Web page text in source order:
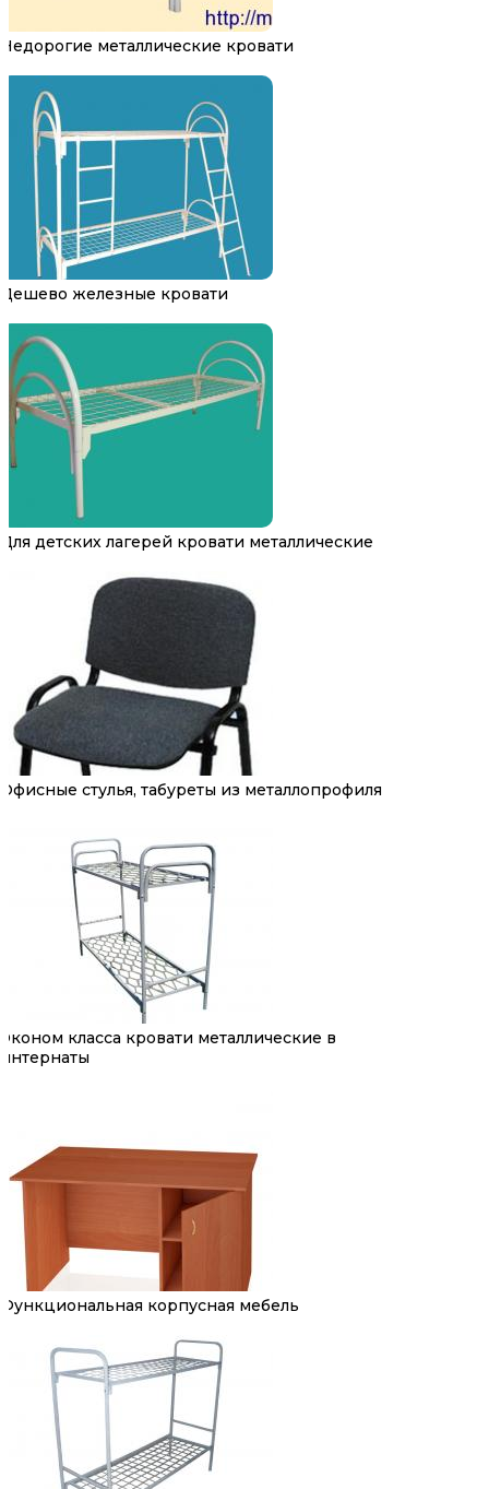
Недорогие металлические кровати
Дешево железные кровати
Для детских лагерей кровати металлические
Офисные стулья, табуреты из металлопрофиля
Эконом класса кровати металлические в
интернаты
Функциональная корпусная мебель